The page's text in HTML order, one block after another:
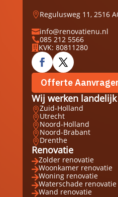
Regulusweg 11, 2516
info@renovatienu.nl
085 212 5566
 KVK: 80811280
Offerte
Wij werken landelijk
Zuid-Holland
Utrecht
Noord-Holland
Noord-Brabant
Drenthe
Renovatie
Zolder renovatie
Woonkamer renovatie
Woning renovatie
Waterschade renovatie
Wand renovatie